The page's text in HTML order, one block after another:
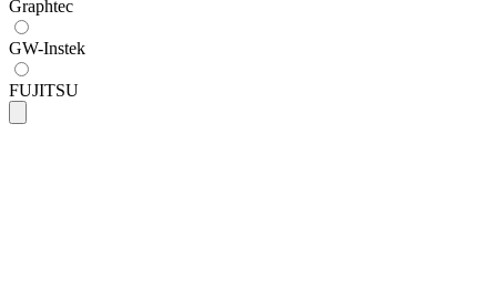
Graphtec
GW-Instek
FUJITSU